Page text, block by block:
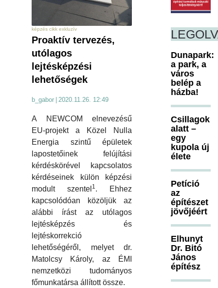
képzés cikk exkluzív
Proaktív tervezés,
utólagos
lejtésképzési
lehetőségek
b_gabor 2020.11.26. 12:49
A NEWCOM elnevezésű
EU-projekt a Közel Nulla
Energia szintű épületek
lapostetőinek felújítási
kérdéskörével kapcsolatos
kérdéseinek külön képzési
modult szentel 1. Ehhez
kapcsolódóan közöljük az
alábbi írást az utólagos
lejtésképzés és
lejtéskorrekció
lehetőségéről, melyet dr.
Matolcsy Károly, az ÉMI
nemzetközi tudományos
főmunkatársa állított össze.
Dunapark:
a park, a
város
belép a
házba!
Csillagok
alatt –
egy
kupola új
élete
Petíció
az
építészet
jövőjéért
Elhunyt
Dr. Bitó
János
építész